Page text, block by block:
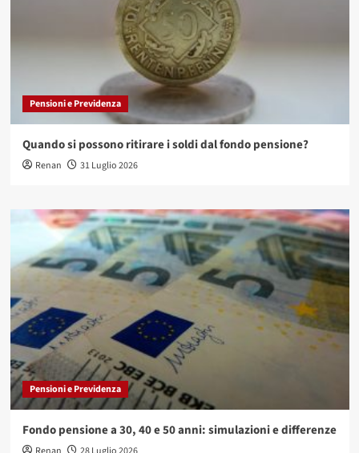
Pensioni e Previdenza
Quando si possono ritirare i soldi dal fondo pensione?
Renan 31 Luglio 2026
Pensioni e Previdenza
Fondo pensione a 30, 40 e 50 anni: simulazioni e differenze